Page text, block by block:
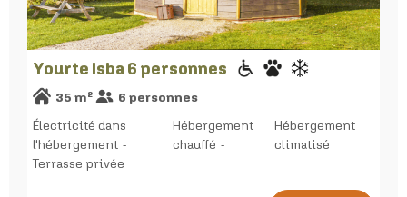
Yourte Isba 6 personnes
Électricité dans
l'hébergement
Hébergement
chauffé
Hébergement
climatisé
Terrasse privée
35 m² 6 personnes